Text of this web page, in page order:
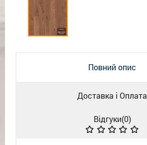
Повний опис
Доставка і Оплата
Відгуки(0)